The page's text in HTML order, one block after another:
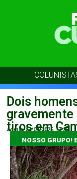
Dois
tiros em
admin 23/04/2026 17:25
NOSSO GRUPO!